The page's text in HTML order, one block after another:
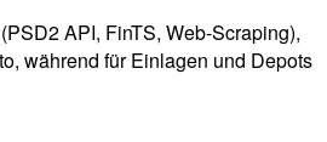
API, FinTS, Web-Scraping),
während für Einlagen und Depots